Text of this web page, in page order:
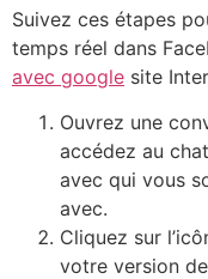
Suivez ces étapes
temps réel dans
avec google site
Ouvrez une
accédez au
avec qui vous
avec.
Cliquez sur
votre version